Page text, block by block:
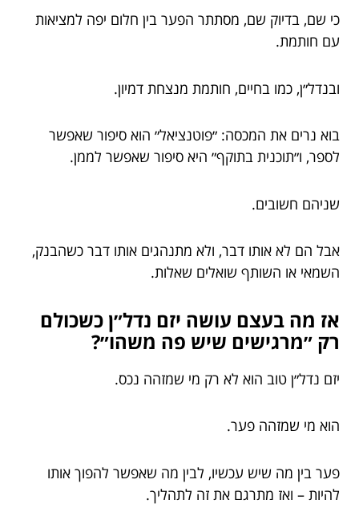
כי שם, בדיוק שם, מסתתר הפער בין חלום יפה למציאות
עם חותמת.
ובנדל״ן, כמו בחיים, חותמת מנצחת דמיון.
בוא נרים את המכסה: ״פוטנציאל״ הוא סיפור שאפשר
לספר, ו״תוכנית בתוקף״ היא סיפור שאפשר לממן.
שניהם חשובים.
אבל הם לא אותו דבר, ולא מתנהגים אותו דבר כשהבנק,
השמאי או השותף שואלים שאלות.
אז מה בעצם עושה יזם נדל״ן כשכולם
רק ״מרגישים שיש פה משהו״?
יזם נדל״ן טוב הוא לא רק מי שמזהה נכס.
הוא מי שמזהה פער.
פער בין מה שיש עכשיו, לבין מה שאפשר להפוך אותו
להיות – ואז מתרגם את זה לתהליך.